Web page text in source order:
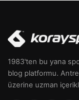
1983'ten bu yana
blog platformu.
üzerine uzman